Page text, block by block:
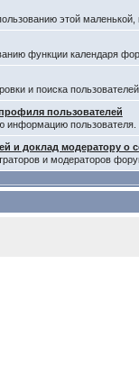
этой маленькой,
функции календаря
и поиска пользователей
пользователей
информацию пользователя.
и доклад модератору о
и модераторов